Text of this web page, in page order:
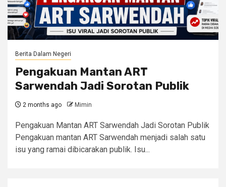
Berita Dalam Negeri
Pengakuan Mantan ART
Sarwendah Jadi Sorotan Publik
2 months ago Mimin
Pengakuan Mantan ART Sarwendah Jadi Sorotan Publik
Pengakuan mantan ART Sarwendah menjadi salah satu
isu yang ramai dibicarakan publik. Isu...